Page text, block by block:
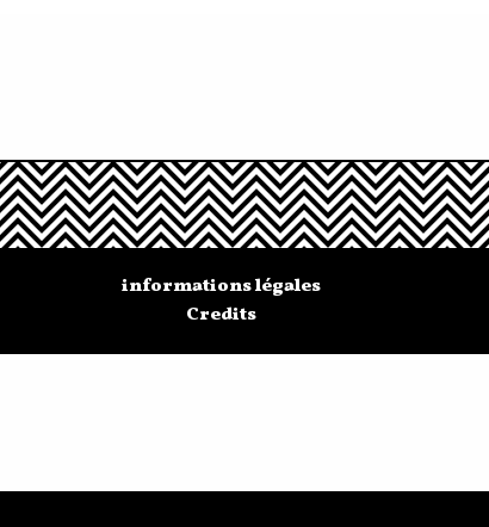
informations légales
Credits